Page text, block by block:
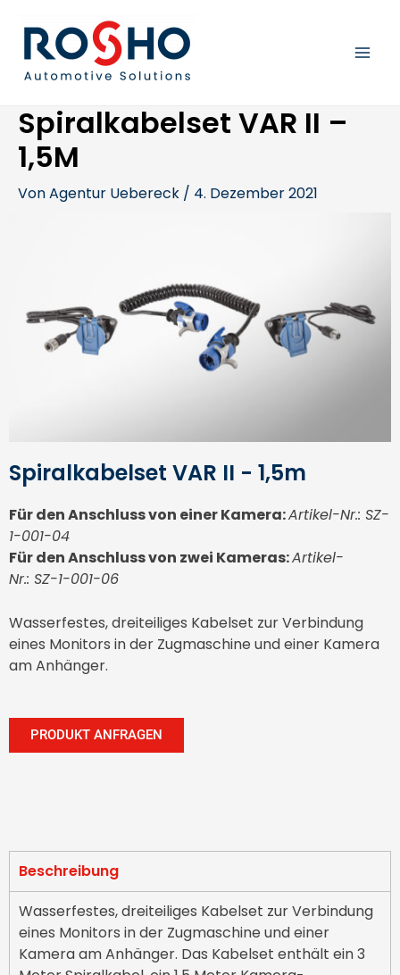
Inhalt
springen
Spiralkabelset VAR II –
1,5M
VonAgentur Uebereck / 4. Dezember 2021
Spiralkabelset VAR II - 1,5m
Für den Anschluss von einer Kamera:Artikel-Nr.: SZ-
1-001-04
Für den Anschluss von zwei Kameras:Artikel-
Nr.: SZ-1-001-06
Wasserfestes, dreiteiliges Kabelset zur Verbindung
eines Monitors in der Zugmaschine und einer Kamera
am Anhänger.
PRODUKT ANFRAGEN
Beschreibung
Wasserfestes, dreiteiliges Kabelset zur Verbindung
eines Monitors in der Zugmaschine und einer
Kamera am Anhänger. Das Kabelset enthält ein 3